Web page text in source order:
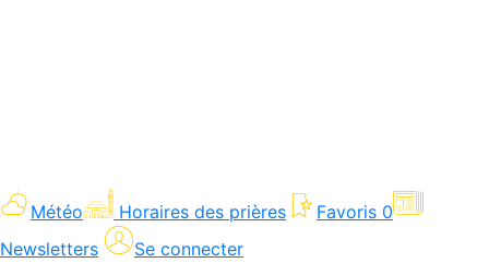
Météo Horaires des prières Favoris 0
Newsletters
Se connecter